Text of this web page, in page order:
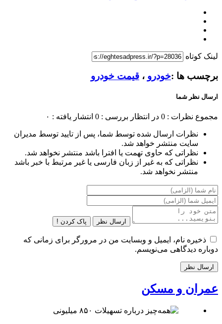
لینک کوتاه
برچسب ها :خودرو ، قیمت خودرو
ارسال نظر شما
مجموع نظرات : 0 در انتظار بررسی : 0 انتشار یافته : ۰
نظرات ارسال شده توسط شما، پس از تایید توسط مدیران
سایت منتشر خواهد شد.
نظراتی که حاوی تهمت یا افترا باشد منتشر نخواهد شد.
نظراتی که به غیر از زبان فارسی یا غیر مرتبط با خبر باشد
منتشر نخواهد شد.
ارسال نظر پاک کردن !
ذخیره نام، ایمیل و وبسایت من در مرورگر برای زمانی که
دوباره دیدگاهی می‌نویسم.
عمران و مسکن